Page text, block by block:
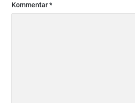
Kommentar